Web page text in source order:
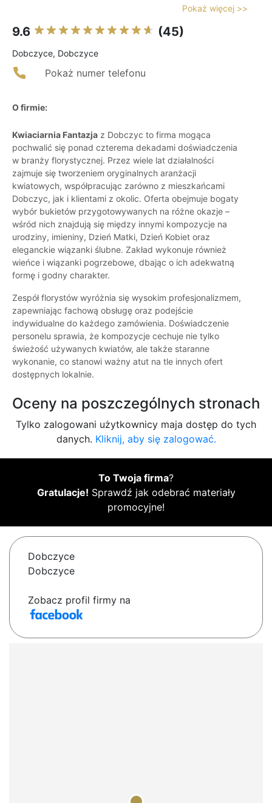
Pokaż więcej >>
9.6 (45)
Dobczyce, Dobczyce
Pokaż numer telefonu
O firmie:
Kwiaciarnia Fantazja z Dobczyc to firma mogąca
pochwalić się ponad czterema dekadami doświadczenia
w branży florystycznej. Przez wiele lat działalności
zajmuje się tworzeniem oryginalnych aranżacji
kwiatowych, współpracując zarówno z mieszkańcami
Dobczyc, jak i klientami z okolic. Oferta obejmuje bogaty
wybór bukietów przygotowywanych na różne okazje –
wśród nich znajdują się między innymi kompozycje na
urodziny, imieniny, Dzień Matki, Dzień Kobiet oraz
eleganckie wiązanki ślubne. Zakład wykonuje również
wieńce i wiązanki pogrzebowe, dbając o ich adekwatną
formę i godny charakter.
Zespół florystów wyróżnia się wysokim profesjonalizmem,
zapewniając fachową obsługę oraz podejście
indywidualne do każdego zamówienia. Doświadczenie
personelu sprawia, że kompozycje cechuje nie tylko
świeżość używanych kwiatów, ale także staranne
wykonanie, co stanowi ważny atut na tle innych ofert
dostępnych lokalnie.
Oceny na poszczególnych stronach
Tylko zalogowani użytkownicy maja dostęp do tych
danych. Kliknij, aby się zalogować.
To Twoja firma?
Gratulacje! Sprawdź jak odebrać materiały
promocyjne!
Dobczyce
Dobczyce
Zobacz profil firmy na